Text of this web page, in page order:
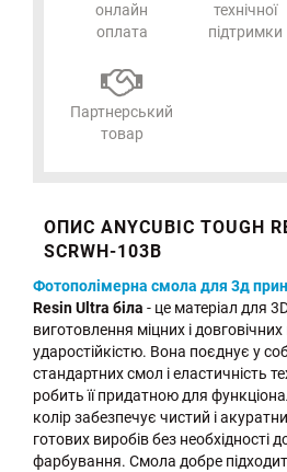
онлайн
оплата
технічної
підтримки
Партнерський
товар
ОПИС ANYCUBIC TOUGH
SCRWH-103B
Фотополімерна смола для 3д
Resin Ultra біла - це матеріал для
виготовлення міцних і
ударостійкістю. Вона поєднує у
стандартних смол і еластичність
робить її придатною для
колір забезпечує чистий і
готових виробів без необхідності
фарбування. Смола добре